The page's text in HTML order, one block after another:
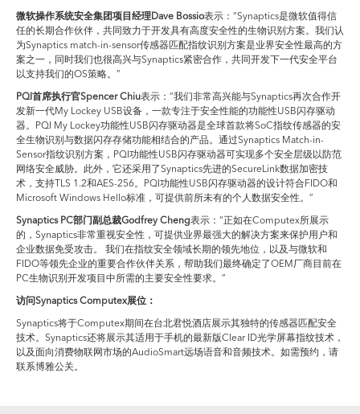
微软操作系统安全集团项目经理Dave Bossio表示：“Synaptics是微软值得信
任的长期合作伙伴，共同致力于开发具有高度安全性的生物识别方案。我们认
为Synaptics match-in-sensor传感器匹配指纹识别方案是业界安全性最高的方
案之一，同时我们也很高兴与Synaptics紧密合作，共同开发下一代安全平台
以支持我们的OS策略。”
PQI首席执行官Spencer Chiu表示：“我们非常高兴能与Synaptics再次合作开
发新一代My Lockey USB设备，一款专注于安全性能的功能性USB闪存驱动
器。PQI My Lockey功能性USB闪存驱动器是全球首款将SoC指纹传感器的安
全生物识别与数据闪存存储功能相结合的产品。通过Synaptics Match-in-
Sensor指纹识别方案，PQI功能性USB闪存驱动器可实现多个安全层级以防范
网络安全威胁。此外，它还采用了Synaptics先进的SecureLink数据加密技
术，支持TLS 1.2和AES-256。PQI功能性USB闪存驱动器的设计符合FIDO和
Microsoft Windows Hello标准，可提供前所未有的个人数据安全性。”
Synaptics PC部门副总裁Godfrey Cheng表示：“正如在Computex所展示
的，Synaptics非常重视安全性，可提供业界最强大的解决方案来保护用户和
企业数据免受攻击。 我们在指纹安全领域长期的领先地位，以及与微软和
FIDO等领先企业的重要合作伙伴关系，帮助我们最终确定了OEM厂商目前在
PC生物识别开发项目中所需的主要安全性要求。”
访问Synaptics Computex展位：
Synaptics将于Computex期间在台北君悦酒店展示其独特的传感器匹配安全
技术。Synaptics还将展示其适用于手机的最新版Clear ID光学屏幕指纹技术，
以及面向消费物联网市场的AudioSmart远场语音和音频技术。如需预约，请
联系博雅公关。